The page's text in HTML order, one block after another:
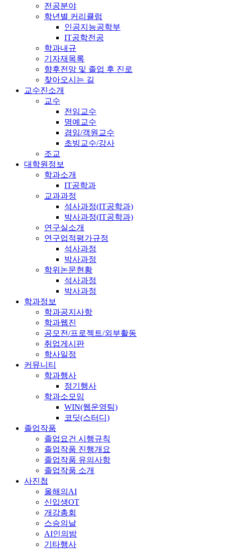
전공분야
학년별 커리큘럼
인공지능공학부
IT공학전공
학과내규
기자재목록
향후전망 및 졸업 후 진로
찾아오시는 길
교수진소개
교수
전임교수
명예교수
겸임/객원교수
초빙교수/강사
조교
대학원정보
학과소개
IT공학과
교과과정
석사과정(IT공학과)
박사과정(IT공학과)
연구실소개
연구업적평가규정
석사과정
박사과정
학위논문현황
석사과정
박사과정
학과정보
학과공지사항
학과웹진
공모전/프로젝트/외부활동
취업게시판
학사일정
커뮤니티
학과행사
정기행사
학과소모임
WIN(웹운영팀)
코딧(스터디)
졸업작품
졸업요건 시행규칙
졸업작품 진행개요
졸업작품 유의사항
졸업작품 소개
사진첩
올해의AI
신입생OT
개강총회
스승의날
AI인의밤
기타행사